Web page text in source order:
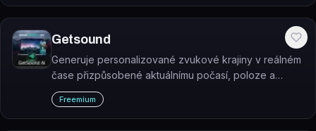
Getsound
Generuje personalizované zvukové krajiny v reálném
čase přizpůsobené aktuálnímu počasí, poloze a
světelným podmínkám uživatele.
Freemium